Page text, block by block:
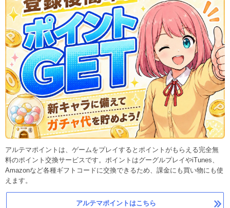
アルテマポイントは、ゲームをプレイするとポイントがもらえる完全無
料のポイント交換サービスです。ポイントはグーグルプレイやiTunes、
Amazonなど各種ギフトコードに交換できるため、課金にも買い物にも使
えます。
アルテマポイントはこちら